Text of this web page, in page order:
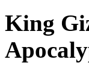
King